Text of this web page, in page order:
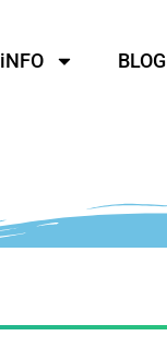
iNFO BLOG